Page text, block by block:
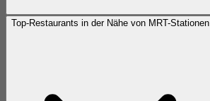
Top-Restaurants in der Nähe von MRT-Stationen